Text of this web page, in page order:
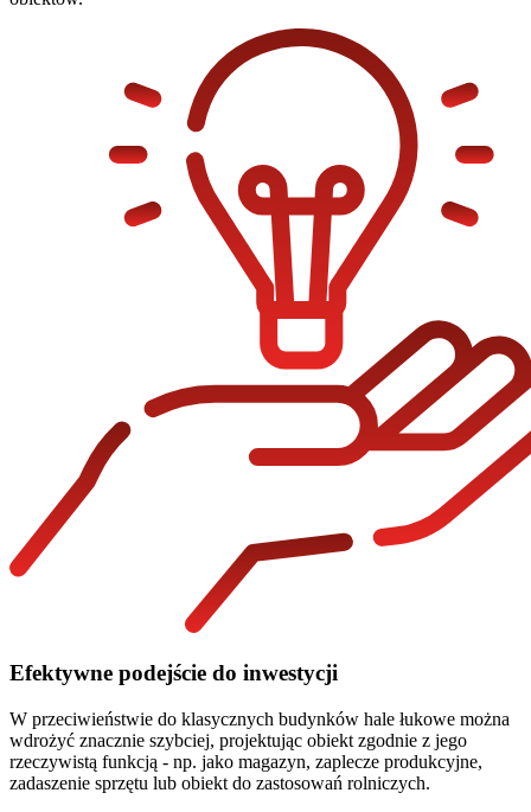
Efektywne podejście do inwestycji
W przeciwieństwie do klasycznych budynków hale łukowe można
wdrożyć znacznie szybciej, projektując obiekt zgodnie z jego
rzeczywistą funkcją - np. jako magazyn, zaplecze produkcyjne,
zadaszenie sprzętu lub obiekt do zastosowań rolniczych.